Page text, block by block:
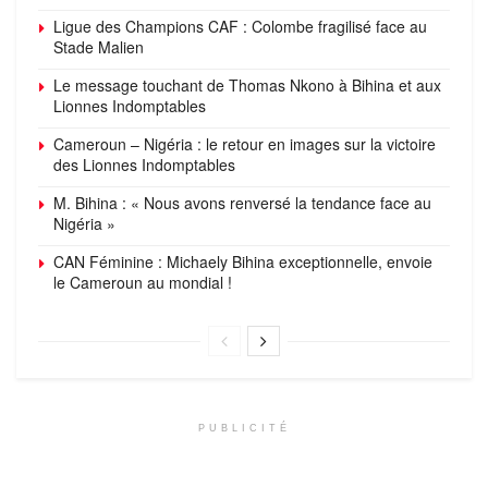
Ligue des Champions CAF : Colombe fragilisé face au
Stade Malien
Le message touchant de Thomas Nkono à Bihina et aux
Lionnes Indomptables
Cameroun – Nigéria : le retour en images sur la victoire
des Lionnes Indomptables
M. Bihina : « Nous avons renversé la tendance face au
Nigéria »
CAN Féminine : Michaely Bihina exceptionnelle, envoie
le Cameroun au mondial !
PUBLICITÉ